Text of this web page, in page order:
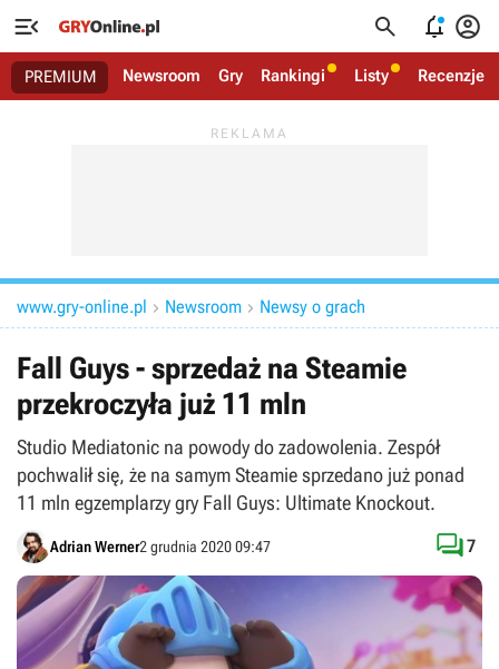
   
PREMIUM Newsroom Gry Rankingi Listy Recenzje
www.gry-online.pl  Newsroom  Newsy o grach
Fall Guys - sprzedaż na Steamie
przekroczyła już 11 mln
Studio Mediatonic na powody do zadowolenia. Zespół
pochwalił się, że na samym Steamie sprzedano już ponad
11 mln egzemplarzy gry Fall Guys: Ultimate Knockout.
Adrian Werner2 grudnia 2020 09:47 7